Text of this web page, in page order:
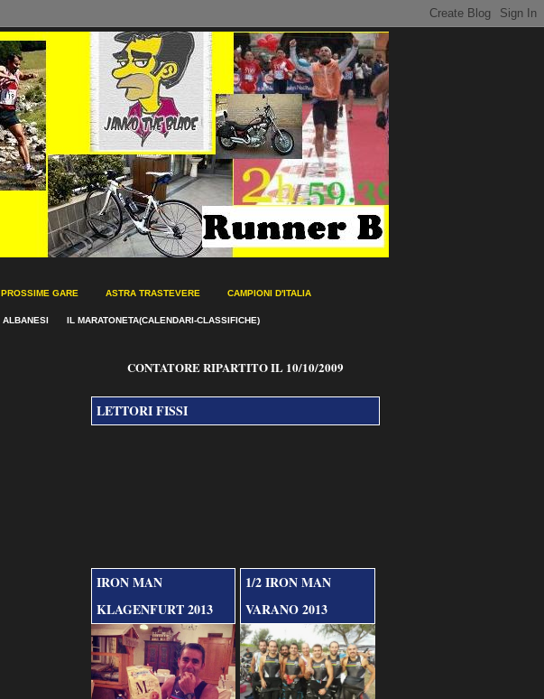
PROSSIME GARE ASTRA TRASTEVERE CAMPIONI D'ITALIA
ALBANESI IL MARATONETA(CALENDARI-CLASSIFICHE)
CONTATORE RIPARTITO IL 10/10/2009
LETTORI FISSI
IRON MAN
KLAGENFURT 2013
1/2 IRON MAN
VARANO 2013